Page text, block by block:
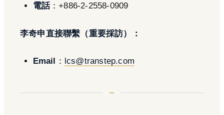
電話：+886-2-2558-0909
李奇申直接聯繫（重要採訪）：
Email ： lcs@transtep.com